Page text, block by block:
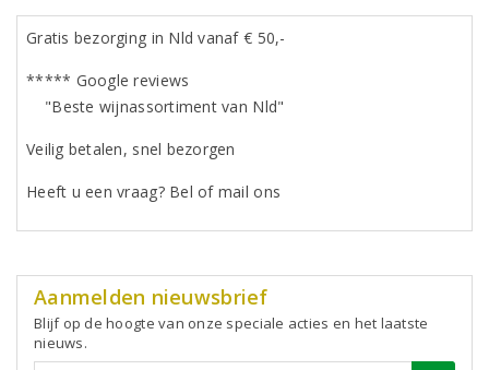
Gratis bezorging in Nld vanaf € 50,-
***** Google reviews
"Beste wijnassortiment van Nld"
Veilig betalen, snel bezorgen
Heeft u een vraag? Bel of mail ons
Aanmelden nieuwsbrief
Blijf op de hoogte van onze speciale acties en het laatste
nieuws.